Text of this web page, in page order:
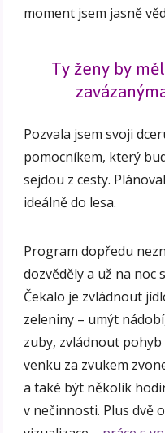
moment jsem jasně
Ty ženy by
Pozvala jsem svoji
pomocníkem, který
sejdou z cesty.
ideálně do lesa.
Program dopředu
dozvěděly a už na noc
Čekalo je zvládnout
zeleniny – umýt
zuby, zvládnout
venku za zvukem
a také být několik
v nečinnosti. Plus dvě